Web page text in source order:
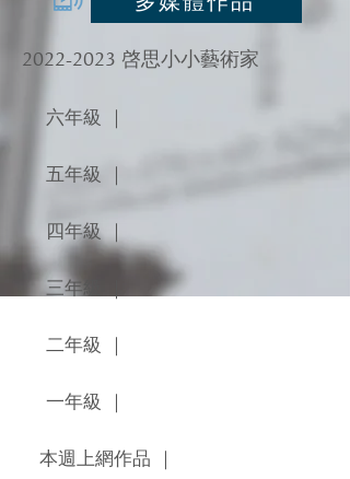
2022-2023 啓思小小藝術家
六年級 ｜
五年級 ｜
四年級 ｜
三年級 ｜
二年級 ｜
一年級 ｜
本週上網作品 ｜